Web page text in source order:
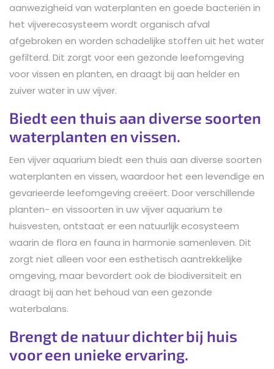
aanwezigheid van waterplanten en goede bacteriën in
het vijverecosysteem wordt organisch afval
afgebroken en worden schadelijke stoffen uit het water
gefilterd. Dit zorgt voor een gezonde leefomgeving
voor vissen en planten, en draagt bij aan helder en
zuiver water in uw vijver.
Biedt een thuis aan diverse soorten
waterplanten en vissen.
Een vijver aquarium biedt een thuis aan diverse soorten
waterplanten en vissen, waardoor het een levendige en
gevarieerde leefomgeving creëert. Door verschillende
planten- en vissoorten in uw vijver aquarium te
huisvesten, ontstaat er een natuurlijk ecosysteem
waarin de flora en fauna in harmonie samenleven. Dit
zorgt niet alleen voor een esthetisch aantrekkelijke
omgeving, maar bevordert ook de biodiversiteit en
draagt bij aan het behoud van een gezonde
waterbalans.
Brengt de natuur dichter bij huis
voor een unieke ervaring.